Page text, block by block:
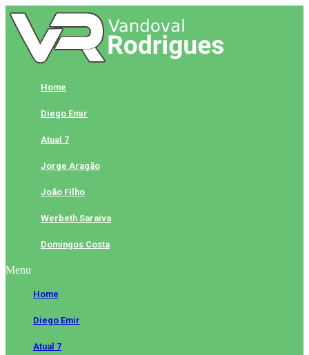
Skip
to
content
Home
Diego Emir
Atual 7
Jorge Aragão
João Filho
Werbeth Saraiva
Domingos Costa
Menu
Home
Diego Emir
Atual 7